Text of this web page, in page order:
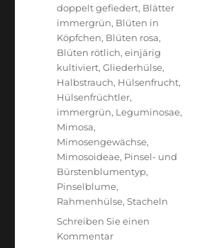
doppelt gefiedert, Blätter
immergrün, Blüten in
Köpfchen, Blüten rosa,
Blüten rötlich,einjärig
kultiviert,Gliederhülse,
Halbstrauch, Hülsenfrucht,
Hülsenfrüchtler,
immergrün, Leguminosae,
Mimosa,
Mimosengewächse,
Mimosoideae, Pinsel- und
Bürstenblumentyp,
Pinselblume,
Rahmenhülse,Stacheln
Schreiben Sie einen
Kommentarzu